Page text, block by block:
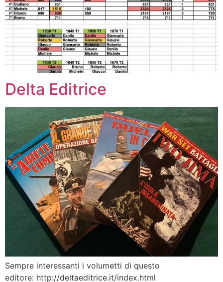
Delta Editrice
Sempre interessanti i volumetti di questo
editore: http://deltaeditrice.it/index.html